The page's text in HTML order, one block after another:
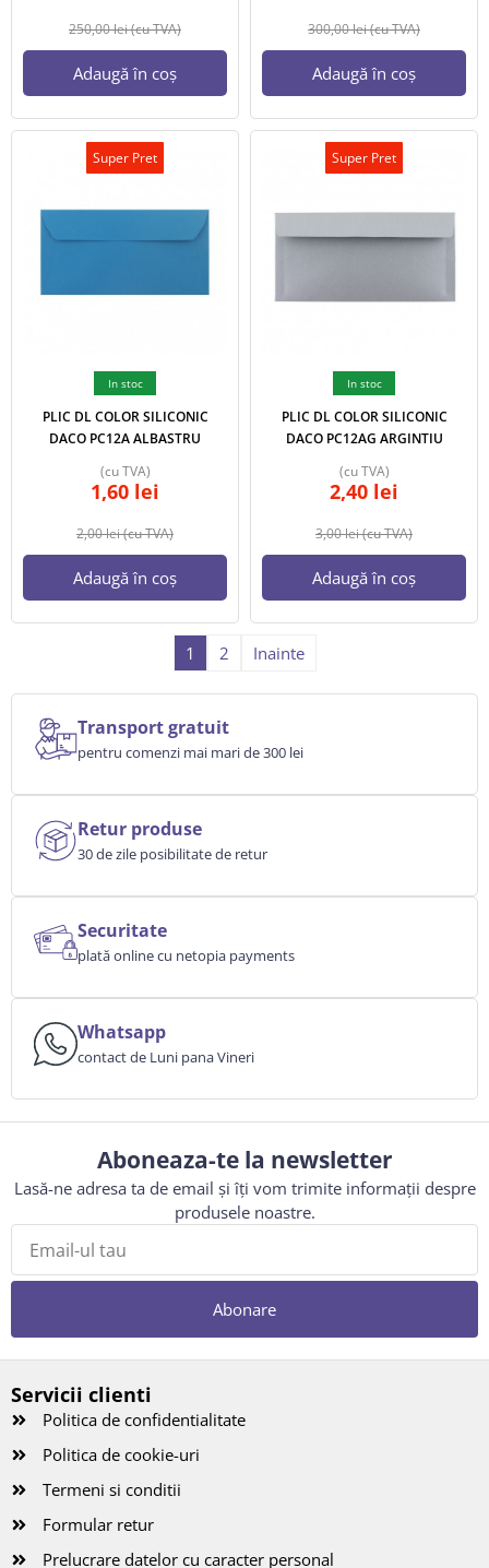
250,00lei(cu TVA)
Adaugă în coș
300,00lei(cu TVA)
Adaugă în coș
Super Pret
In stoc
PLIC DL COLOR SILICONIC
DACO PC12A ALBASTRU
2,00lei(cu TVA)
1,60 lei
(cu TVA)
Adaugă în coș
Super Pret
In stoc
PLIC DL COLOR SILICONIC
DACO PC12AG ARGINTIU
3,00lei(cu TVA)
2,40 lei
(cu TVA)
Adaugă în coș
1 2 Inainte
Transport gratuit
pentru comenzi mai mari de 300 lei
Retur produse
30 de zile posibilitate de retur
Securitate
plată online cu netopia payments
Whatsapp
contact de Luni pana Vineri
Aboneaza-te la newsletter
Lasă-ne adresa ta de email și îți vom trimite informații despre
produsele noastre.
Abonare
Servicii clienti
Politica de confidentialitate
Politica de cookie-uri
Termeni si conditii
Formular retur
Prelucrare datelor cu caracter personal